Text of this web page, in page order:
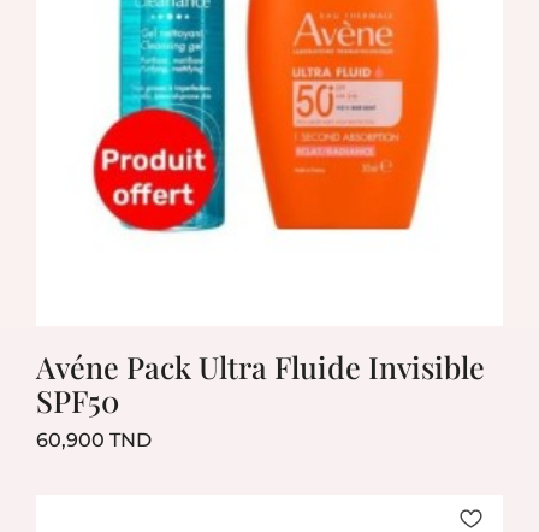
Avéne Pack Ultra Fluide Invisible
SPF50
60,900 TNDPrix